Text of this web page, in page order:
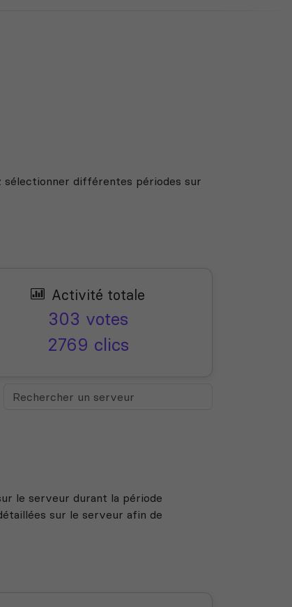
différentes périodes sur
Activité totale
303 votes
2769 clics
le serveur durant la période
sur le serveur afin de